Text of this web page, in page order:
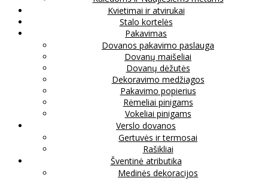
Kvietimai ir atvirukai
Stalo kortelės
Pakavimas
Dovanos pakavimo paslauga
Dovanų maišeliai
Dovanų dėžutės
Dekoravimo medžiagos
Pakavimo popierius
Rėmeliai pinigams
Vokeliai pinigams
Verslo dovanos
Gertuvės ir termosai
Rašikliai
Šventinė atributika
Medinės dekoracijos